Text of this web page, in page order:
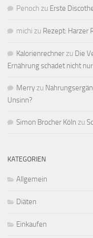
Penoch zu Erste
michi zu Rezept: Harzer
Kalorienrechnerzu Die
Ernährung schadet nicht
Merryzu
Unsinn?
Simon Brocher Köln zu
KATEGORIEN
Allgemein
Diäten
Einkaufen